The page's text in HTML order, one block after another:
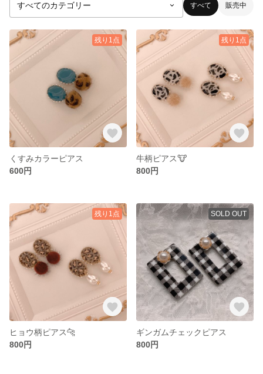
すべて 販売中
残り1点
くすみカラーピアス
600円
残り1点
牛柄ピアス🐮
800円
残り1点
ヒョウ柄ピアス🐆
800円
SOLD OUT
ギンガムチェックピアス
800円